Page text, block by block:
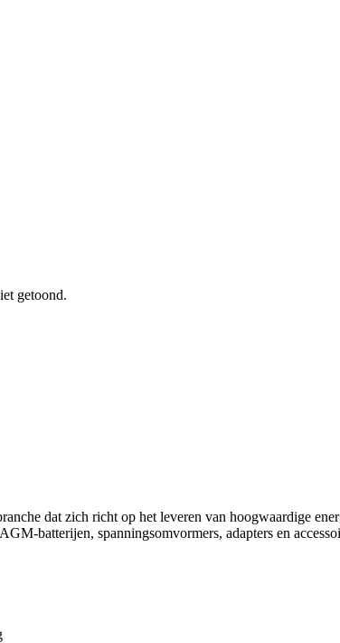
getoond.
dat zich richt op het leveren van hoogwaardige
batterijen, spanningsomvormers, adapters en